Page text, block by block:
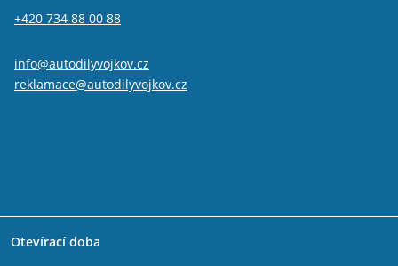
+420 734 88 00 88
info@autodilyvojkov.cz
reklamace@autodilyvojkov.cz
Otevírací doba